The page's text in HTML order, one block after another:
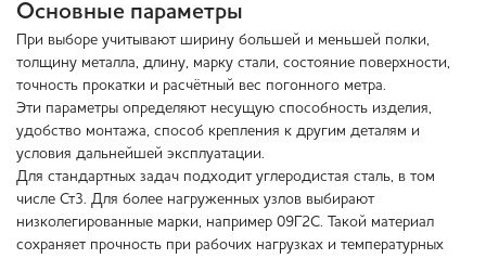
Основные параметры
При выборе учитывают ширину большей и меньшей полки,
толщину металла, длину, марку стали, состояние поверхности,
точность прокатки и расчётный вес погонного метра.
Эти параметры определяют несущую способность изделия,
удобство монтажа, способ крепления к другим деталям и
условия дальнейшей эксплуатации.
Для стандартных задач подходит углеродистая сталь, в том
числе Ст3. Для более нагруженных узлов выбирают
низколегированные марки, например 09Г2С. Такой материал
сохраняет прочность при рабочих нагрузках и температурных